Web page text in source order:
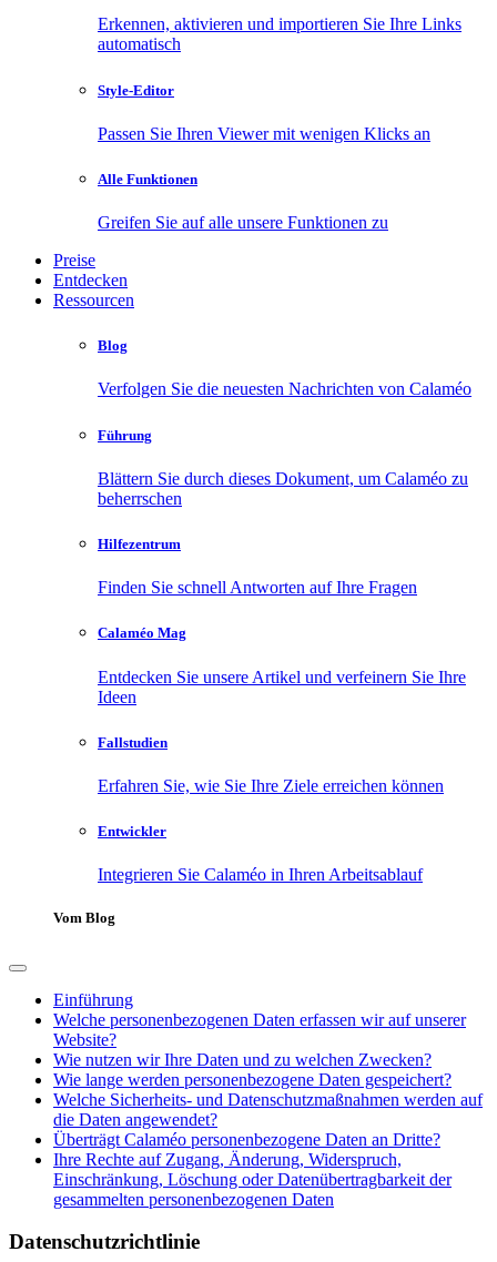
Erkennen, aktivieren und importieren Sie Ihre Links
automatisch
Style-Editor
Passen Sie Ihren Viewer mit wenigen Klicks an
Alle Funktionen
Greifen Sie auf alle unsere Funktionen zu
Preise
Entdecken
Ressourcen
Blog
Verfolgen Sie die neuesten Nachrichten von Calaméo
Führung
Blättern Sie durch dieses Dokument, um Calaméo zu
beherrschen
Hilfezentrum
Finden Sie schnell Antworten auf Ihre Fragen
Calaméo Mag
Entdecken Sie unsere Artikel und verfeinern Sie Ihre
Ideen
Fallstudien
Erfahren Sie, wie Sie Ihre Ziele erreichen können
Entwickler
Integrieren Sie Calaméo in Ihren Arbeitsablauf
Vom Blog
Einführung
Welche personenbezogenen Daten erfassen wir auf unserer
Website?
Wie nutzen wir Ihre Daten und zu welchen Zwecken?
Wie lange werden personenbezogene Daten gespeichert?
Welche Sicherheits- und Datenschutzmaßnahmen werden auf
die Daten angewendet?
Überträgt Calaméo personenbezogene Daten an Dritte?
Ihre Rechte auf Zugang, Änderung, Widerspruch,
Einschränkung, Löschung oder Datenübertragbarkeit der
gesammelten personenbezogenen Daten
Datenschutzrichtlinie